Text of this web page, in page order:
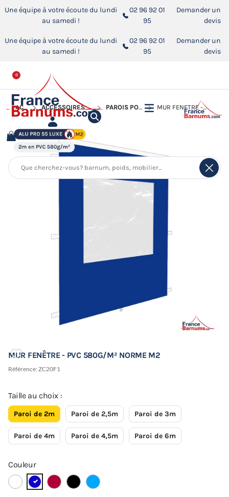
Une équipe à votre écoute du lundi
au samedi !
02 96 92 01
95
Demander un
devis
Une équipe à votre écoute du lundi
au samedi !
02 96 92 01
95
Demander un
devis
0
ACCUEIL ACCESSOIRES POUR BARNUMS PLIANTS PAROIS POUR BARNUM PLIANT MUR FENÊTRE - PVC 580G/M² NORME M2
MUR FENÊTRE - PVC 580G/M² NORME M2
Référence: ZC20F1
Taille au choix :
Paroi de 2m Paroi de 2,5m Paroi de 3m
Paroi de 4m Paroi de 4,5m Paroi de 6m
Couleur